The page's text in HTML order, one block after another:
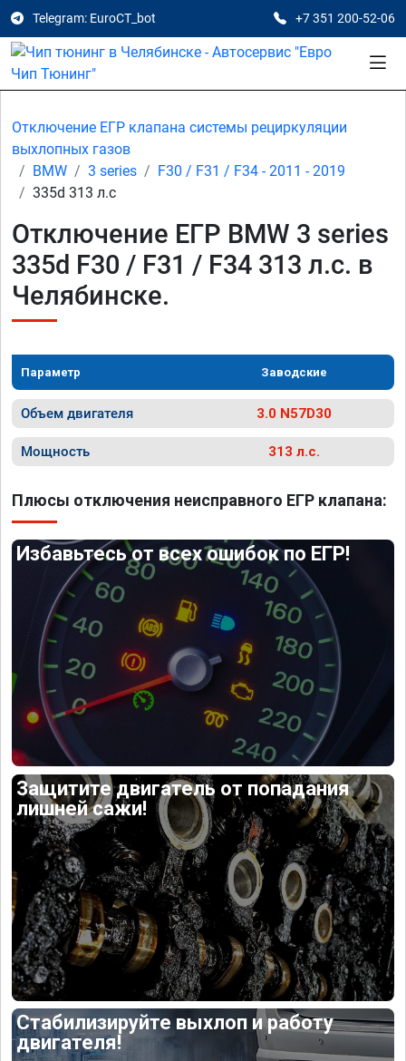
Telegram: EuroCT_bot +7 351 200-52-06
Отключение ЕГР клапана системы рециркуляции
выхлопных газов
BMW
3 series
F30 / F31 / F34 - 2011 - 2019
335d 313 л.с
Отключение ЕГР BMW 3 series
335d F30 / F31 / F34 313 л.с. в
Челябинске.
Параметр Заводские
Объем двигателя 3.0 N57D30
Мощность 313 л.с.
Плюсы отключения неисправного ЕГР клапана:
Избавьтесь от всех ошибок по ЕГР!
Защитите двигатель от попадания
лишней сажи!
Стабилизируйте выхлоп и работу
двигателя!